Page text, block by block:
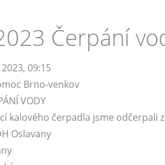
Čerpání
09:15
Brno-venkov
VODY
kalového čerpadla jsme odčerpali
Oslavany